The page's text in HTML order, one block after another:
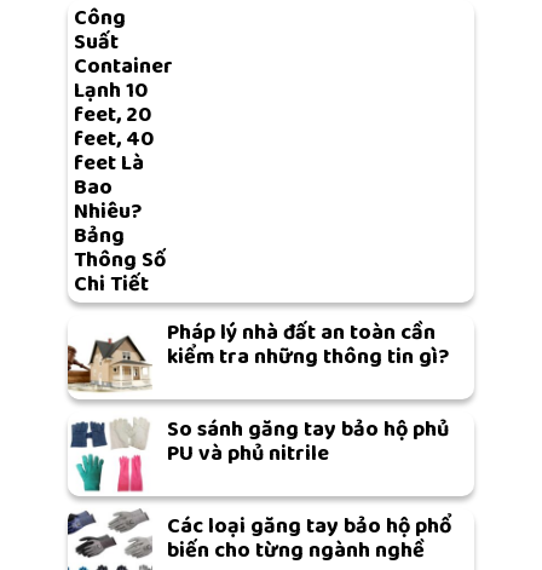
Công
Suất
Container
Lạnh 10
feet, 20
feet, 40
feet Là
Bao
Nhiêu?
Bảng
Thông Số
Chi Tiết
Pháp lý nhà đất an toàn cần
kiểm tra những thông tin gì?
So sánh găng tay bảo hộ phủ
PU và phủ nitrile
Các loại găng tay bảo hộ phổ
biến cho từng ngành nghề